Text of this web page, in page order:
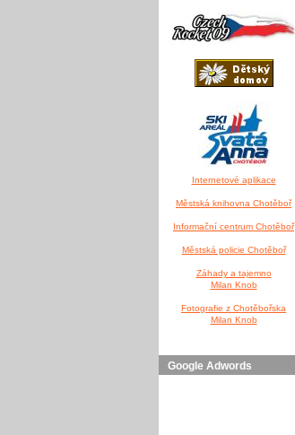
Internetové aplikace
Městská knihovna Chotěboř
Informační centrum Chotěboř
Městská policie Chotěboř
Záhady a tajemno
Milan Knob
Fotografie z Chotěbořska
Milan Knob
Google Adwords